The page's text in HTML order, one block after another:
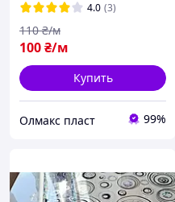
4.0 (3)
100₴/м
110 ₴/м
Купить
Олмакс пласт 99%